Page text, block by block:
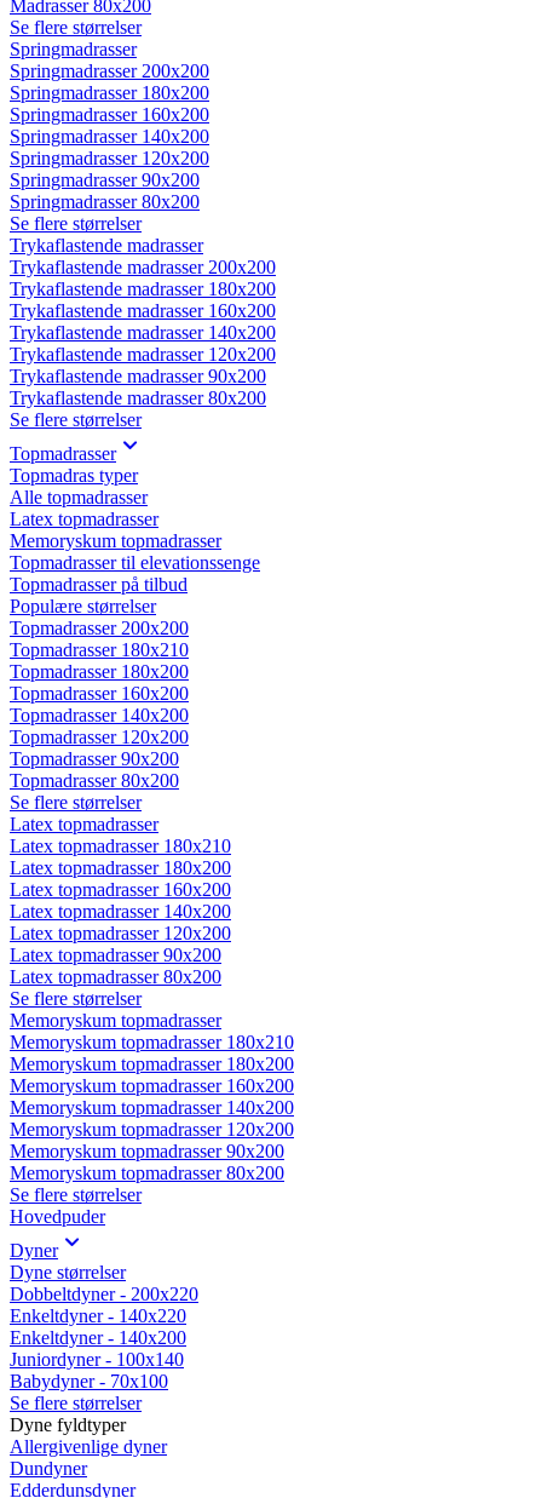
Madrasser 80x200
Se flere størrelser
Springmadrasser
Springmadrasser 200x200
Springmadrasser 180x200
Springmadrasser 160x200
Springmadrasser 140x200
Springmadrasser 120x200
Springmadrasser 90x200
Springmadrasser 80x200
Se flere størrelser
Trykaflastende madrasser
Trykaflastende madrasser 200x200
Trykaflastende madrasser 180x200
Trykaflastende madrasser 160x200
Trykaflastende madrasser 140x200
Trykaflastende madrasser 120x200
Trykaflastende madrasser 90x200
Trykaflastende madrasser 80x200
Se flere størrelser
Topmadrasser
Topmadras typer
Alle topmadrasser
Latex topmadrasser
Memoryskum topmadrasser
Topmadrasser til elevationssenge
Topmadrasser på tilbud
Populære størrelser
Topmadrasser 200x200
Topmadrasser 180x210
Topmadrasser 180x200
Topmadrasser 160x200
Topmadrasser 140x200
Topmadrasser 120x200
Topmadrasser 90x200
Topmadrasser 80x200
Se flere størrelser
Latex topmadrasser
Latex topmadrasser 180x210
Latex topmadrasser 180x200
Latex topmadrasser 160x200
Latex topmadrasser 140x200
Latex topmadrasser 120x200
Latex topmadrasser 90x200
Latex topmadrasser 80x200
Se flere størrelser
Memoryskum topmadrasser
Memoryskum topmadrasser 180x210
Memoryskum topmadrasser 180x200
Memoryskum topmadrasser 160x200
Memoryskum topmadrasser 140x200
Memoryskum topmadrasser 120x200
Memoryskum topmadrasser 90x200
Memoryskum topmadrasser 80x200
Se flere størrelser
Hovedpuder
Dyner
Dyne størrelser
Dobbeltdyner - 200x220
Enkeltdyner - 140x220
Enkeltdyner - 140x200
Juniordyner - 100x140
Babydyner - 70x100
Se flere størrelser
Dyne fyldtyper
Allergivenlige dyner
Dundyner
Edderdunsdyner